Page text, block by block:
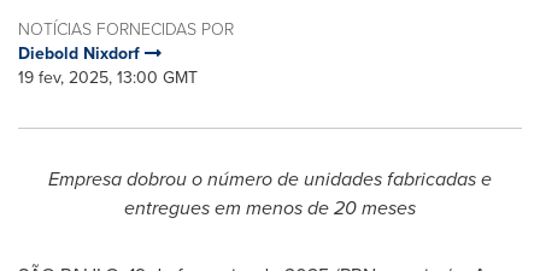
NOTÍCIAS FORNECIDAS POR
Diebold Nixdorf
19 fev, 2025, 13:00 GMT
Empresa dobrou o número de unidades fabricadas e
entregues em menos de 20 meses